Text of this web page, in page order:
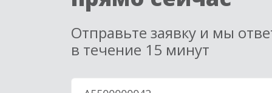
Отправьте заявку и мы
в течение 15 минут